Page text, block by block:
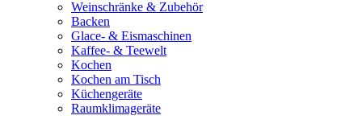
Weinschränke & Zubehör
Backen
Glace- & Eismaschinen
Kaffee- & Teewelt
Kochen
Kochen am Tisch
Küchengeräte
Raumklimageräte